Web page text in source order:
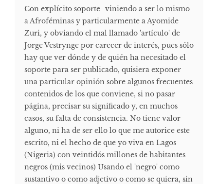
Con explícito soporte -viniendo a ser lo mismo-
a Afroféminas y particularmente a Ayomide
Zuri, y obviando el mal llamado 'artículo' de
Jorge Vestrynge por carecer de interés, pues sólo
hay que ver dónde y de quién ha necesitado el
soporte para ser publicado, quisiera exponer
una particular opinión sobre algunos frecuentes
contenidos de los que conviene, si no pasar
página, precisar su significado y, en muchos
casos, su falta de consistencia. No tiene valor
alguno, ni ha de ser ello lo que me autorice este
escrito, ni el hecho de que yo viva en Lagos
(Nigeria) con veintidós millones de habitantes
negros (mis vecinos) Usando el 'negro' como
sustantivo o como adjetivo o como se quiera, sin